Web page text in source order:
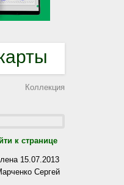
Коллекция
к странице
15.07.2013
Сергей